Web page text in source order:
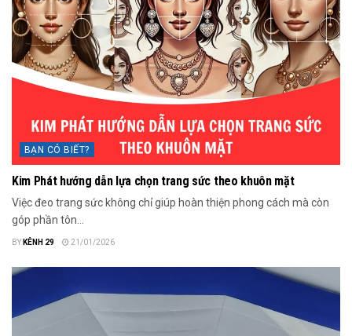
BẠN CÓ BIẾT?
Kim Phát hướng dẫn lựa chọn trang sức theo khuôn mặt
Việc đeo trang sức không chỉ giúp hoàn thiện phong cách mà còn
góp phần tôn...
BY KÊNH 29 21/01/2026